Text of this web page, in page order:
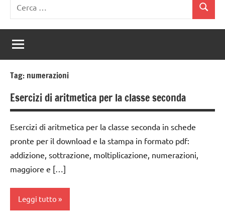
per:
Cerca
Tag: numerazioni
Esercizi di aritmetica per la classe seconda
Esercizi di aritmetica per la classe seconda in schede
pronte per il download e la stampa in formato pdf:
addizione, sottrazione, moltiplicazione, numerazioni,
maggiore e […]
Leggi tutto